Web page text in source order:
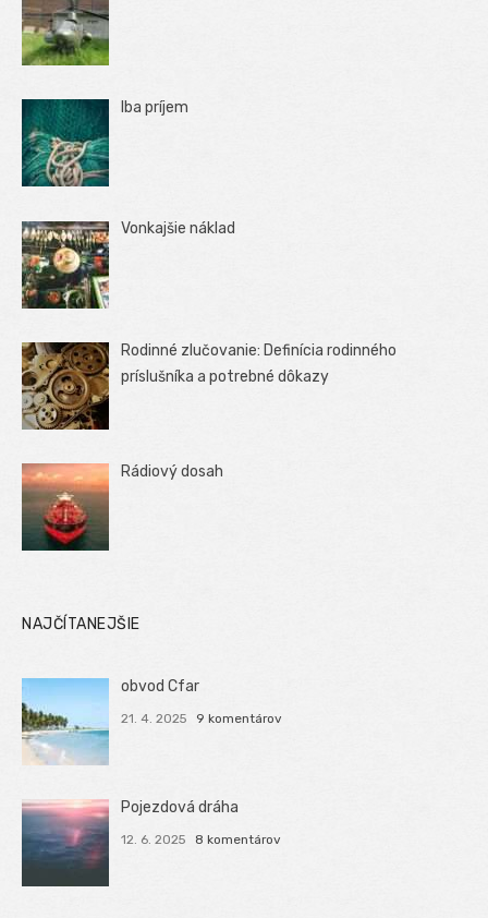
Iba príjem
Vonkajšie náklad
Rodinné zlučovanie: Definícia rodinného
príslušníka a potrebné dôkazy
Rádiový dosah
NAJČÍTANEJŠIE
obvod Cfar
21. 4. 2025 9 komentárov
Pojezdová dráha
12. 6. 2025 8 komentárov